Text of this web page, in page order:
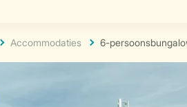
Accommodaties 6-